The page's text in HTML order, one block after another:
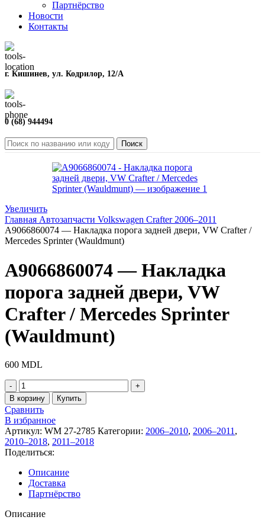
Партнёрство
Новости
Контакты
г. Кишинев, ул. Кодрилор, 12/A
0 (68) 944494
Поиск
Увеличить
Главная Автозапчасти Volkswagen Crafter2006–2011
A9066860074 — Накладка порога задней двери, VW Crafter /
Mercedes Sprinter (Wauldmunt)
A9066860074 — Накладка
порога задней двери, VW
Crafter / Mercedes Sprinter
(Wauldmunt)
600 MDL
Количество
товара
A9066860074
-
Накладка
порога
задней
двери,
VW
Crafter
/
Mercedes
Sprinter
В корзину Купить
Сравнить
В избранное
Артикул: WM 27-2785 Категории: 2006–2010, 2006–2011 ,
2010–2018, 2011–2018
Поделиться:
Описание
Доставка
Партнёрство
Описание